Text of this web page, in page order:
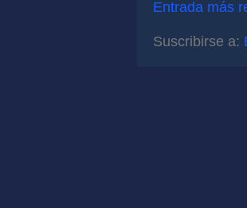
Entrada más
Suscribirse a: